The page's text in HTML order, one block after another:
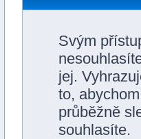
Svým
jej.
to,
průběžně
souhlasíte.